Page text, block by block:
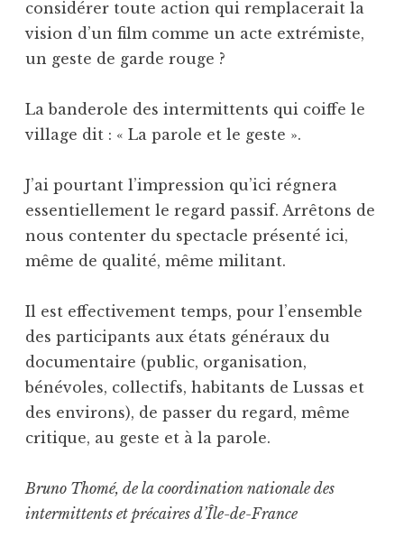
considérer toute action qui remplacerait la
vision d’un film comme un acte extrémiste,
un geste de garde rouge ?
La banderole des intermittents qui coiffe le
village dit : « La parole et le geste ».
J’ai pourtant l’impression qu’ici régnera
essentiellement le regard passif. Arrêtons de
nous contenter du spectacle présenté ici,
même de qualité, même militant.
Il est effectivement temps, pour l’ensemble
des participants aux états généraux du
documentaire (public, organisation,
bénévoles, collectifs, habitants de Lussas et
des environs), de passer du regard, même
critique, au geste et à la parole.
Bruno Thomé, de la coordination nationale des
intermittents et précaires d’Île-de-France